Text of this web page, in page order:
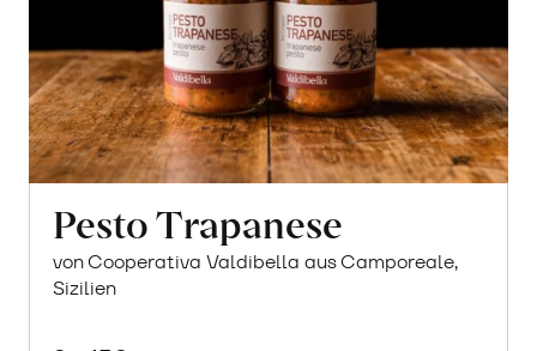
Pesto Trapanese
von Cooperativa Valdibella aus Camporeale,
Sizilien